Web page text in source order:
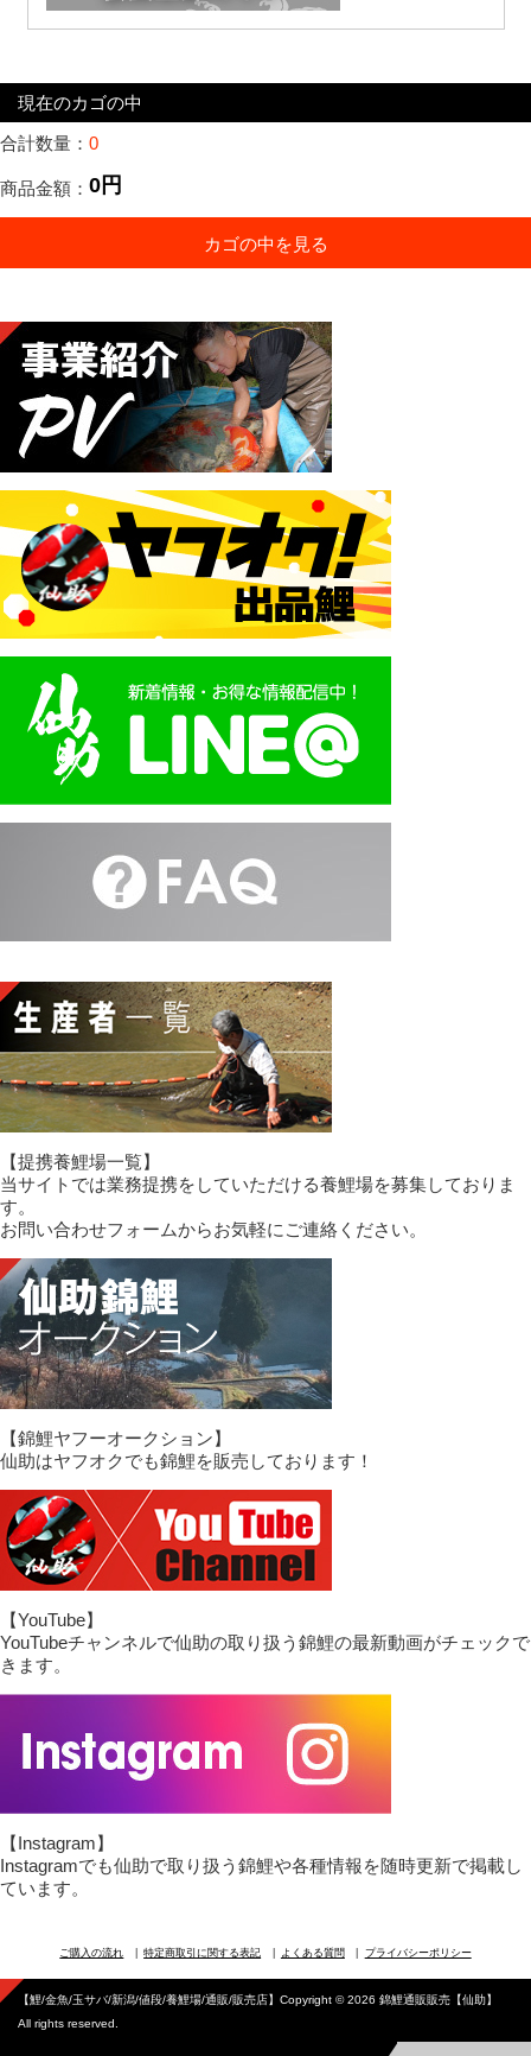
現在のカゴの中
合計数量： 0
商品金額： 0円
カゴの中を見る
【提携養鯉場一覧】
当サイトでは業務提携をしていただける養鯉場を募集しておりま
す。
お問い合わせフォームからお気軽にご連絡ください。
【錦鯉ヤフーオークション】
仙助はヤフオクでも錦鯉を販売しております！
【YouTube】
YouTubeチャンネルで仙助の取り扱う錦鯉の最新動画がチェックで
きます。
【Instagram】
Instagramでも仙助で取り扱う錦鯉や各種情報を随時更新で掲載し
ています。
ご購入の流れ 特定商取引に関する表記 よくある質問 プライバシーポリシー
【鯉/金魚/玉サバ/新潟/値段/養鯉場/通販/販売店】Copyright © 2026 錦鯉通販販売【仙助】
All rights reserved.